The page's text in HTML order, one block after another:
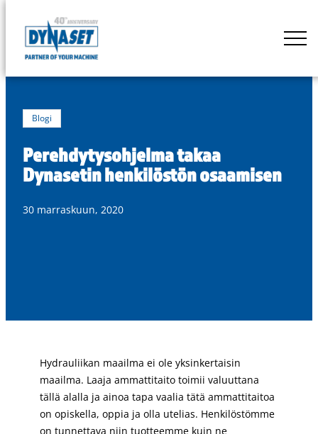
suoraan
sisältöön
DYNASET
Blogi
Perehdytysohjelma takaa
Dynasetin henkilöstön osaamisen
30 marraskuun, 2020
Hydrauliikan maailma ei ole yksinkertaisin
maailma. Laaja ammattitaito toimii valuuttana
tällä alalla ja ainoa tapa vaalia tätä ammattitaitoa
on opiskella, oppia ja olla utelias. Henkilöstömme
on tunnettava niin tuotteemme kuin ne